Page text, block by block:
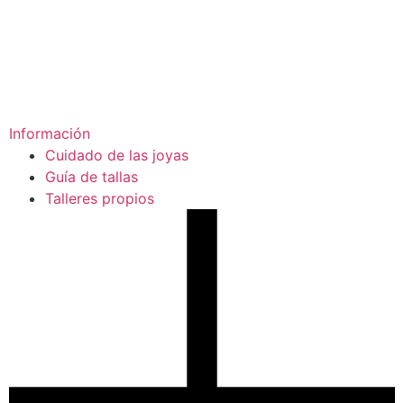
Información
Cuidado de las joyas
Guía de tallas
Talleres propios